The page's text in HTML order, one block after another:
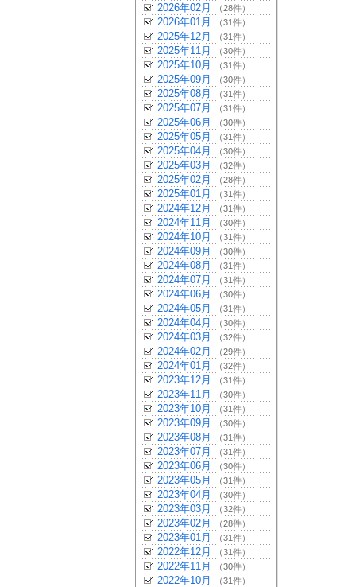
2026年02月 （28件）
2026年01月 （31件）
2025年12月 （31件）
2025年11月 （30件）
2025年10月 （31件）
2025年09月 （30件）
2025年08月 （31件）
2025年07月 （31件）
2025年06月 （30件）
2025年05月 （31件）
2025年04月 （30件）
2025年03月 （32件）
2025年02月 （28件）
2025年01月 （31件）
2024年12月 （31件）
2024年11月 （30件）
2024年10月 （31件）
2024年09月 （30件）
2024年08月 （31件）
2024年07月 （31件）
2024年06月 （30件）
2024年05月 （31件）
2024年04月 （30件）
2024年03月 （32件）
2024年02月 （29件）
2024年01月 （32件）
2023年12月 （31件）
2023年11月 （30件）
2023年10月 （31件）
2023年09月 （30件）
2023年08月 （31件）
2023年07月 （31件）
2023年06月 （30件）
2023年05月 （31件）
2023年04月 （30件）
2023年03月 （32件）
2023年02月 （28件）
2023年01月 （31件）
2022年12月 （31件）
2022年11月 （30件）
2022年10月 （31件）